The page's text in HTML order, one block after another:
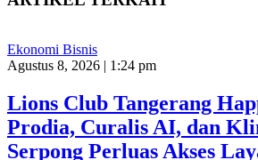
Ekonomi Bisnis
Agustus 8, 2026 | 1:24 pm
Lions Club Tangerang
Prodia, Curalis AI, dan
Serpong Perluas Akses